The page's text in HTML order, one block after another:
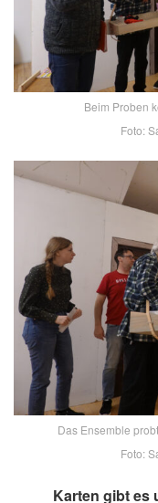
Beim Proben
Foto:
Das Ensemble
Foto:
Karten gibt es